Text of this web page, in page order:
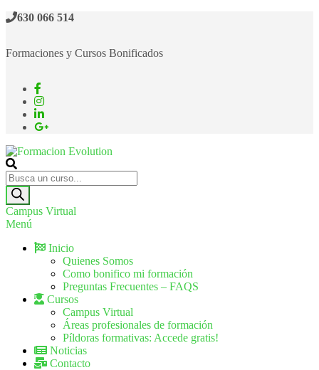
630 066 514
Formaciones y Cursos Bonificados
Formacion Evolution
Cursos de formación continua
Campus Virtual
Menú
Inicio
Quienes Somos
Como bonifico mi formación
Preguntas Frecuentes – FAQS
Cursos
Campus Virtual
Áreas profesionales de formación
Píldoras formativas: Accede gratis!
Noticias
Contacto